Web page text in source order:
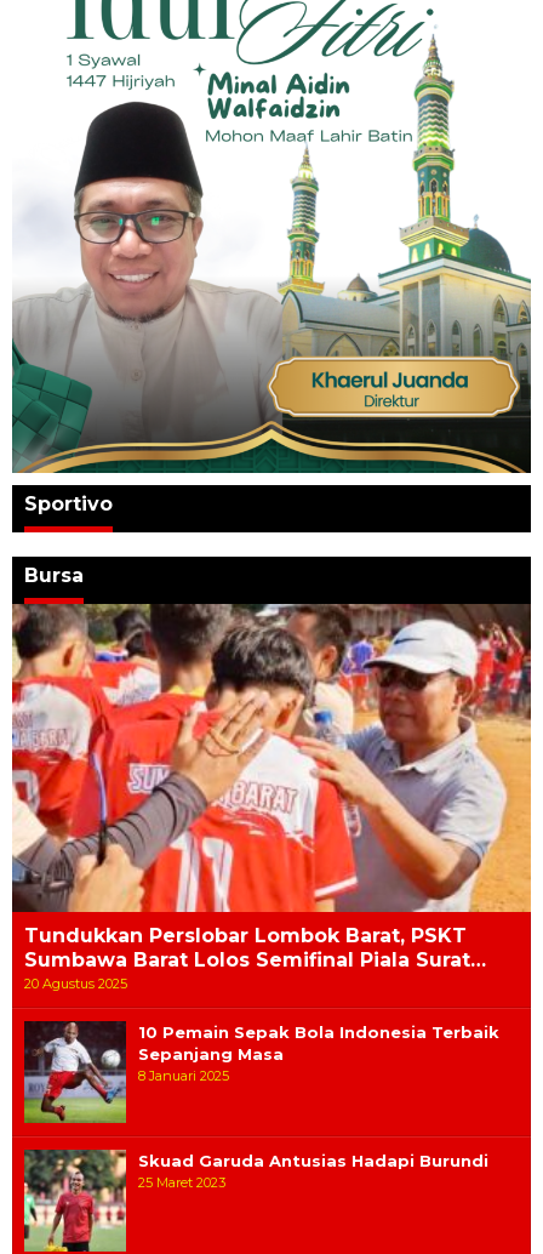
Sportivo
Bursa
Tundukkan Perslobar Lombok Barat, PSKT
Sumbawa Barat Lolos Semifinal Piala Surat…
20 Agustus 2025
10 Pemain Sepak Bola Indonesia Terbaik
Sepanjang Masa
8 Januari 2025
Skuad Garuda Antusias Hadapi Burundi
25 Maret 2023